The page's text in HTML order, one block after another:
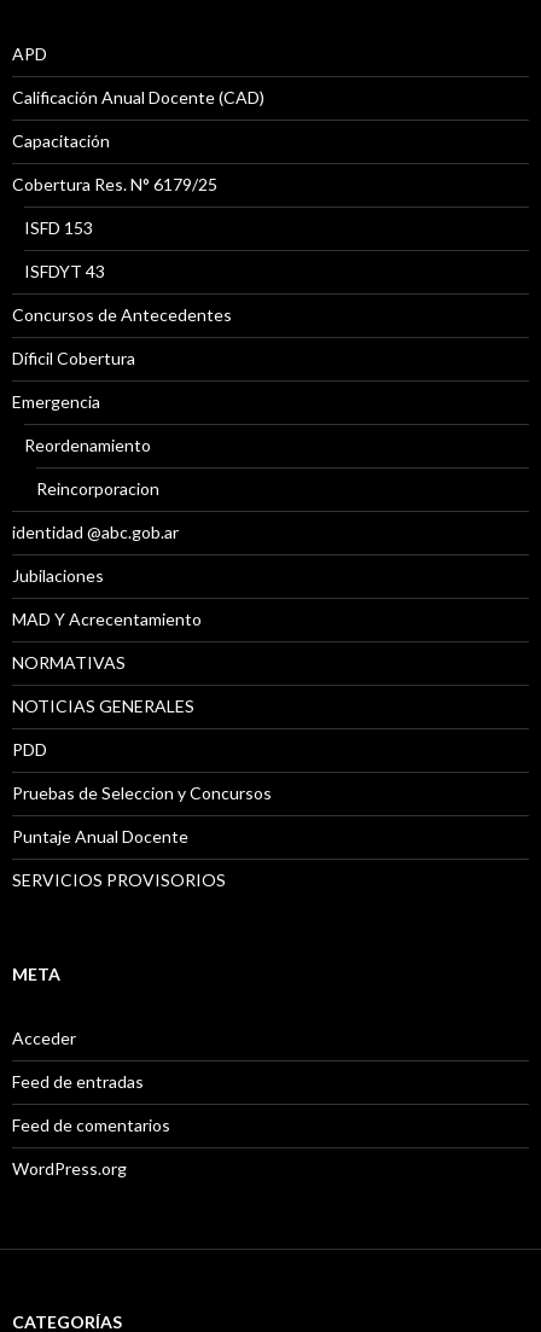
APD
Calificación Anual Docente (CAD)
Capacitación
Cobertura Res. N° 6179/25
ISFD 153
ISFDYT 43
Concursos de Antecedentes
Díficil Cobertura
Emergencia
Reordenamiento
Reincorporacion
identidad @abc.gob.ar
Jubilaciones
MAD Y Acrecentamiento
NORMATIVAS
NOTICIAS GENERALES
PDD
Pruebas de Seleccion y Concursos
Puntaje Anual Docente
SERVICIOS PROVISORIOS
META
Acceder
Feed de entradas
Feed de comentarios
WordPress.org
CATEGORÍAS